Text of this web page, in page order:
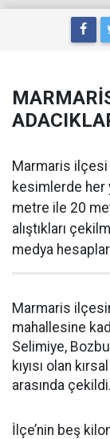
Marmaris ilçesi
kesimlerde her
metre ile 20
alıştıkları
medya
Marmaris
mahallesine
Selimiye,
kıyısı olan
arasında çekildi.
İlçe’nin beş